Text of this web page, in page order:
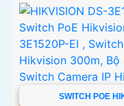
SWITCH POE